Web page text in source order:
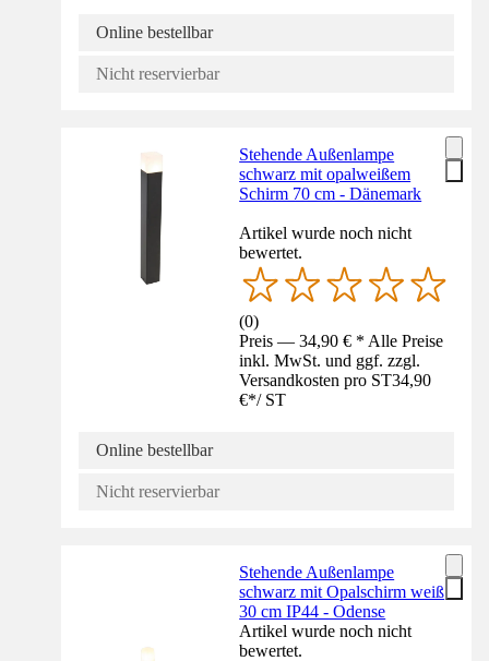
Online bestellbar
Nicht reservierbar
Stehende Außenlampe
schwarz mit opalweißem
Schirm 70 cm - Dänemark
Artikel wurde noch nicht
bewertet.
(0)
Preis — 34,90 € * Alle Preise
inkl. MwSt. und ggf. zzgl.
Versandkosten pro ST34,90
€*/ ST
Online bestellbar
Nicht reservierbar
Stehende Außenlampe
schwarz mit Opalschirm weiß
30 cm IP44 - Odense
Artikel wurde noch nicht
bewertet.